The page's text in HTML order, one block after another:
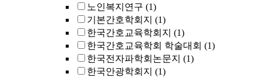
노인복지연구 (1)
기본간호학회지 (1)
한국간호교육학회지 (1)
한국간호교육학회 학술대회 (1)
한국전자파학회논문지 (1)
한국안광학회지 (1)